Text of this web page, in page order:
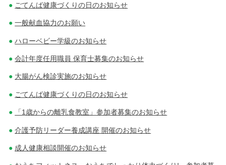
ごてんば健康づくりの日のお知らせ
一般献血協力のお願い
ハローベビー学級のお知らせ
会計年度任用職員 保育士募集のお知らせ
大腸がん検診実施のお知らせ
ごてんば健康づくりの日のお知らせ
「1歳からの離乳食教室」参加者募集のお知らせ
介護予防リーダー養成講座 開催のお知らせ
成人健康相談開催のお知らせ